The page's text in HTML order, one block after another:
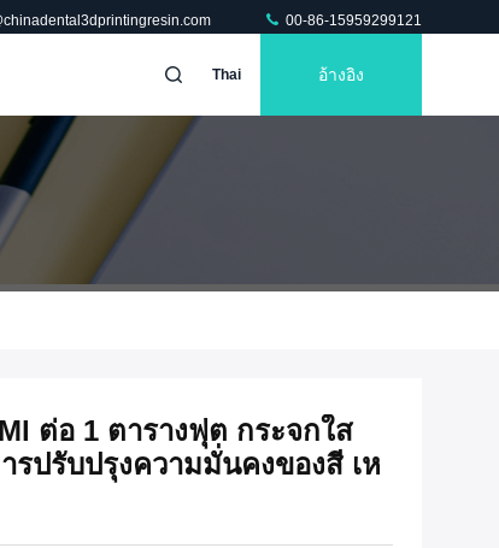
00-86-15959299121
Thai อ้างอิง
ต่อ 1 ตารางฟุต กระจกใส
รปรับปรุงความมั่นคงของสี เห